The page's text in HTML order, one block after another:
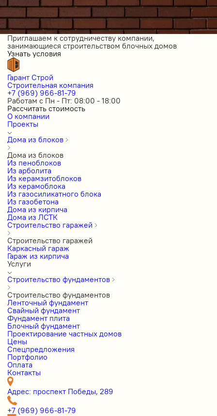
Приглашаем к сотрудничеству компании,
занимающиеся строительством блочных домов
Узнать условия
Гарант Строй
Строительная компания
+7 (969) 966-81-79
Работам с Пн - Пт: 08:00 - 18:00
Рассчитать стоимость
О компании
Проекты
Дома из блоков
Дома из блоков
Из пеноблоков
Из арболита
Из керамзитоблоков
Из керамоблока
Из газосиликатного блока
Из газобетона
Дома из кирпича
Дома из ЛСТК
Строительство гаражей
Строительство гаражей
Каркасный гараж
Гараж из кирпича
Услуги
Строительство фундаментов
Строительство фундаментов
Ленточный фундамент
Свайный фундамент
Фундамент плита
Блочный фундамент
Проектирование частных домов
Цены
Cпецпредложения
Портфолио
Оплата
Контакты
Адрес: проспект Победы, 289
+7 (969) 966-81-79